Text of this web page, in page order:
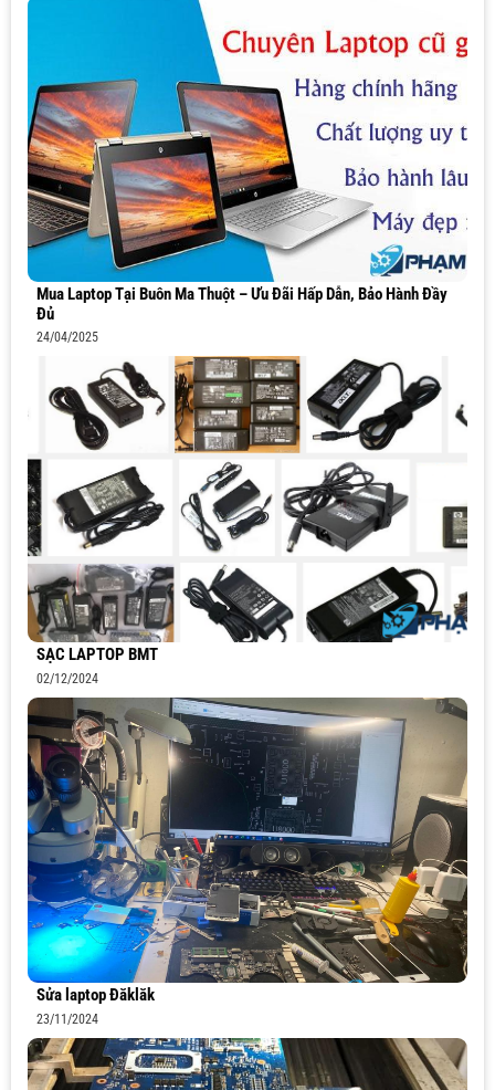
Mua Laptop Tại Buôn Ma Thuột – Ưu Đãi Hấp Dẫn, Bảo Hành Đầy
Đủ
24/04/2025
SẠC LAPTOP BMT
02/12/2024
Sửa laptop Đăklăk
23/11/2024